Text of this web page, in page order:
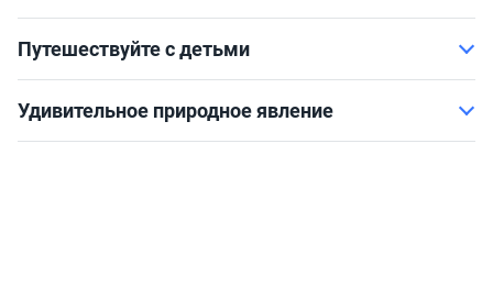
Путешествуйте с детьми
Удивительное природное явление